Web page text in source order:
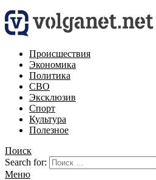
Происшествия
Экономика
Политика
СВО
Эксклюзив
Спорт
Культура
Полезное
Поиск
Search for:
Меню